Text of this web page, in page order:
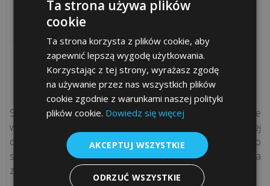
mechanizm
podzielonej
płatności
Jednolity
Plik
Kontrolny
na
żądanie:
Kompleksowy
Ferro Backup System zapewnia
maksymalną wydajność
System pozwala ekspresowo wykonać kopie plików ze
wszystkich komputerów podłączonych do sieci lokalnej
dzięki zastosowaniu archiwizacji różnicowej, kompresji po
stronie stacji roboczych i równoległego wykonywania
zadań.
Ta strona używa plików
cookie
Ta strona korzysta z plików cookie, aby
zapewnić lepszą wygodę użytkowania.
Korzystając z tej strony, wyrażasz zgodę
na używanie przez nas wszystkich plików
cookie zgodnie z warunkami naszej polityki
plików cookie. Dowiedz się więcej
AKCEPTUJ WSZYSTKIE
ODRZUĆ WSZYSTKIE